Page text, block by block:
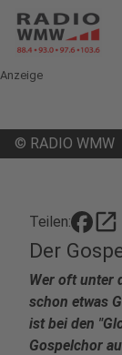
Anzeige
© RADIO WMW
Teilen: open_in_new
Der
Wer oft unter
schon etwas
ist bei den
Gospelchor